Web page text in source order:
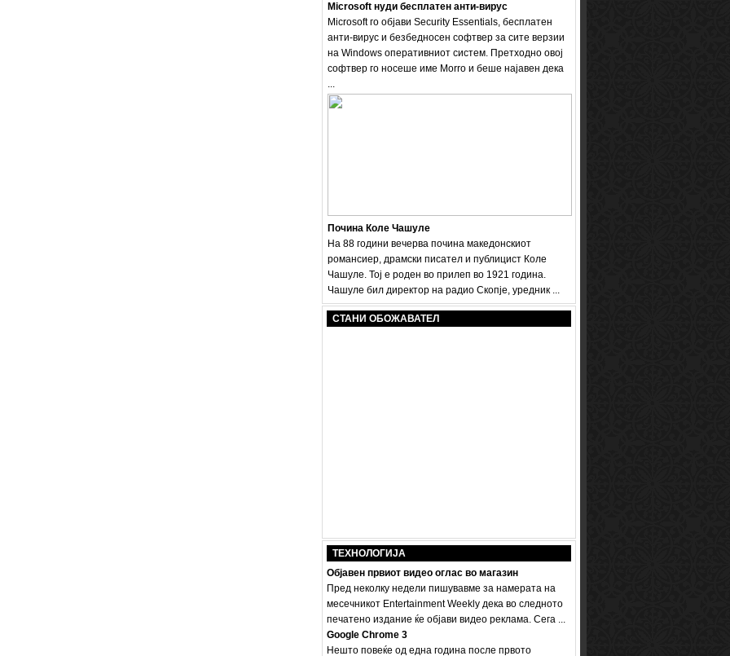
Microsoft нуди бесплатен анти-вирус
Microsoft го објави Security Essentials, бесплатен
анти-вирус и безбедносен софтвер за сите верзии
на Windows оперативниот систем. Претходно овој
софтвер го носеше име Мorro и беше најавен дека
...
Почина Коле Чашуле
На 88 години вечерва почина македонскиот
романсиер, драмски писател и публицист Коле
Чашуле. Тој е роден во прилеп во 1921 година.
Чашуле бил директор на радио Скопје, уредник ...
СТАНИ ОБОЖАВАТЕЛ
ТЕХНОЛОГИЈА
Објавен првиот видео оглас во магазин
Пред неколку недели пишувавме за намерата на
месечникот Entertainment Weekly дека во следното
печатено издание ќе објави видео реклама. Сега ...
Google Chrome 3
Нешто повеќе од една година после првото